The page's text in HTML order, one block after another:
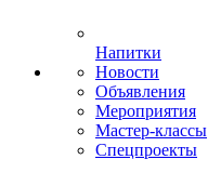
Напитки
Новости
Объявления
Мероприятия
Мастер-классы
Спецпроекты